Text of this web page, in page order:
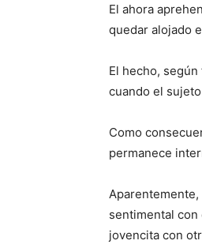
El ahora
quedar alojado
El hecho,
cuando el
Como
permanece
sentimental con
jovencita con